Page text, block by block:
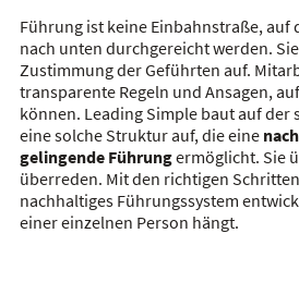
Führung ist keine Einbahnstraße, auf
nach unten durchgereicht werden.
Zustimmung der Geführten auf.
transparente Regeln und Ansagen,
können. Leading Simple baut auf der
eine solche Struktur auf, die eine
gelingende Führungermöglicht. Sie
überreden. Mit den richtigen
nachhaltiges Führungssystem
einer einzelnen Person hängt.